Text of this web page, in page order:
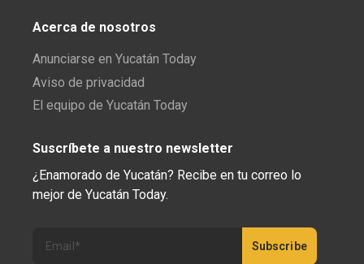
Acerca de nosotros
Anunciarse en Yucatán Today
Aviso de privacidad
El equipo de Yucatán Today
Suscríbete a nuestro newsletter
¿Enamorado de Yucatán? Recibe en tu correo lo
mejor de Yucatán Today.